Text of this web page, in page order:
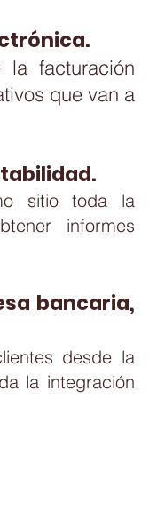
facturación
que van a
sitio toda la
informes
bancaria,
desde la
la integración